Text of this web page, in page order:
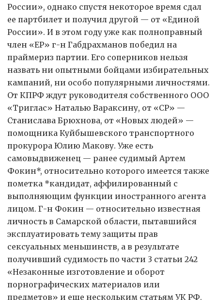
России», однако спустя некоторое время сдал
ее партбилет и получил другой — от «Единой
России». И в этом году уже как полноправный
член «ЕР» г-н Габдрахманов победил на
праймериз партии. Его соперников нельзя
назвать ни опытными бойцами избирательных
кампаний, ни особо популярными личностями.
От КПРФ ждут руководителя собственного ООО
«Триглас» Наталью Вараксину, от «СР» —
Станислава Брюхнова, от «Новых людей» —
помощника Куйбышевского транспортного
прокурора Юлию Макову. Уже есть
самовыдвиженец — ранее судимый Артем
Фокин*, относительно которого имеется также
пометка *кандидат, аффилированный с
выполняющим функции иностранного агента
лицом. Г-н Фокин — относительно известная
личность в Самарской области, пытавшийся
эксплуатировать тему защиты прав
сексуальных меньшинств, а в результате
получивший судимость по части 3 статьи 242
«Незаконные изготовление и оборот
порнографических материалов или
предметов» и еще нескольким статьям УК РФ.